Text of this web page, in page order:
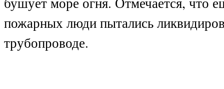
пожарных люди пытались
трубопроводе.